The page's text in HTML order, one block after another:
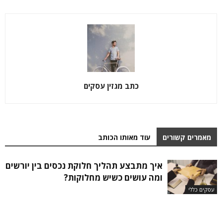
כתב מגזין עסקים
מאמרים קשורים עוד מאותו הכותב
עסקים כללי
איך מתבצע תהליך חלוקת נכסים בין יורשים
ומה עושים כשיש מחלוקות?